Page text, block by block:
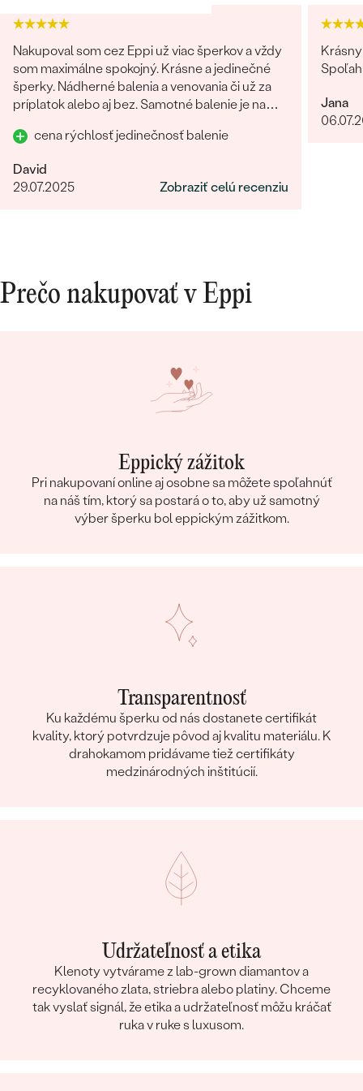
Nakupoval som cez Eppi už viac šperkov a vždy
som maximálne spokojný. Krásne a jedinečné
šperky. Nádherné balenia a venovania či už za
príplatok alebo aj bez. Samotné balenie je na
dokonalosti. Určite odporúčam
cena rýchlosť jedinečnosť balenie
David
29.07.2025
Zobraziť celú recenziu
Jana
Prečo nakupovať v Eppi
Eppický zážitok
Pri nakupovaní online aj osobne sa môžete spoľahnúť
na náš tím, ktorý sa postará o to, aby už samotný
výber šperku bol eppickým zážitkom.
Transparentnosť
Ku každému šperku od nás dostanete certifikát
kvality, ktorý potvrdzuje pôvod aj kvalitu materiálu. K
drahokamom pridávame tiež certifikáty
medzinárodných inštitúcií.
Udržateľnosť a etika
Klenoty vytvárame z lab-grown diamantov a
recyklovaného zlata, striebra alebo platiny. Chceme
tak vyslať signál, že etika a udržateľnosť môžu kráčať
ruka v ruke s luxusom.